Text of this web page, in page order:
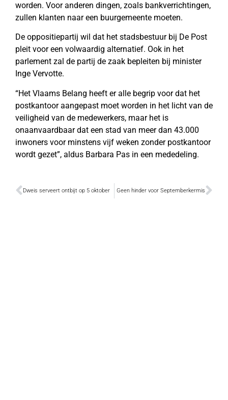
worden. Voor anderen dingen, zoals bankverrichtingen,
zullen klanten naar een buurgemeente moeten.
De oppositiepartij wil dat het stadsbestuur bij De Post
pleit voor een volwaardig alternatief. Ook in het
parlement zal de partij de zaak bepleiten bij minister
Inge Vervotte.
“Het Vlaams Belang heeft er alle begrip voor dat het
postkantoor aangepast moet worden in het licht van de
veiligheid van de medewerkers, maar het is
onaanvaardbaar dat een stad van meer dan 43.000
inwoners voor minstens vijf weken zonder postkantoor
wordt gezet”, aldus Barbara Pas in een mededeling.
Dweis serveert ontbijt op 5 oktober Geen hinder voor Septemberkermis